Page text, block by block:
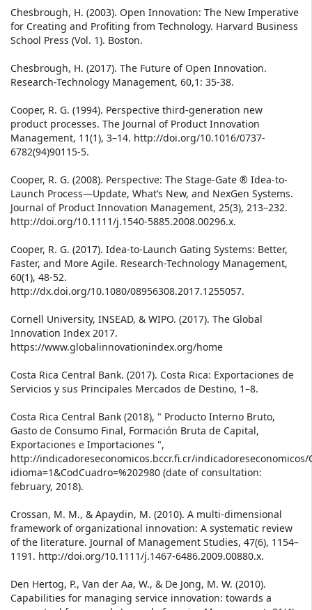
Chesbrough, H. (2003). Open Innovation: The New Imperative
for Creating and Profiting from Technology. Harvard Business
School Press (Vol. 1). Boston.
Chesbrough, H. (2017). The Future of Open Innovation.
Research-Technology Management, 60,1: 35-38.
Cooper, R. G. (1994). Perspective third-generation new
product processes. The Journal of Product Innovation
Management, 11(1), 3–14. http://doi.org/10.1016/0737-
6782(94)90115-5.
Cooper, R. G. (2008). Perspective: The Stage-Gate ® Idea-to-
Launch Process—Update, What’s New, and NexGen Systems.
Journal of Product Innovation Management, 25(3), 213–232.
http://doi.org/10.1111/j.1540-5885.2008.00296.x.
Cooper, R. G. (2017). Idea-to-Launch Gating Systems: Better,
Faster, and More Agile. Research-Technology Management,
60(1), 48-52.
http://dx.doi.org/10.1080/08956308.2017.1255057.
Cornell University, INSEAD, & WIPO. (2017). The Global
Innovation Index 2017.
https://www.globalinnovationindex.org/home
Costa Rica Central Bank. (2017). Costa Rica: Exportaciones de
Servicios y sus Principales Mercados de Destino, 1–8.
Costa Rica Central Bank (2018), " Producto Interno Bruto,
Gasto de Consumo Final, Formación Bruta de Capital,
Exportaciones e Importaciones ",
http://indicadoreseconomicos.bccr.fi.cr/indicadoreseconomicos/
idioma=1&CodCuadro=%202980 (date of consultation:
february, 2018).
Crossan, M. M., & Apaydin, M. (2010). A multi-dimensional
framework of organizational innovation: A systematic review
of the literature. Journal of Management Studies, 47(6), 1154–
1191. http://doi.org/10.1111/j.1467-6486.2009.00880.x.
Den Hertog, P., Van der Aa, W., & De Jong, M. W. (2010).
Capabilities for managing service innovation: towards a